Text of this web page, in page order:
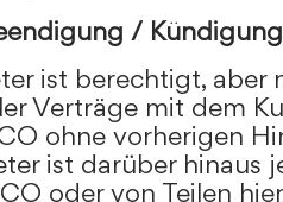
/ Kündigung
ist berechtigt, aber
Verträge mit dem
ohne vorherigen
ist darüber hinaus
oder von Teilen